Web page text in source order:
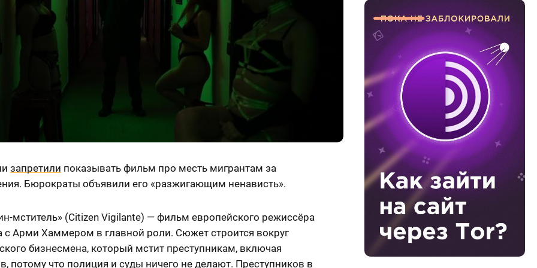
запретили показывать фильм про месть мигрантам за
Бюрократы объявили его «разжигающим ненависть».
мститель» (Citizen Vigilante) — фильм европейского режиссёра
с Арми Хаммером в главной роли. Сюжет строится вокруг
бизнесмена, который мстит преступникам, включая
потому что полиция и суды ничего не делают. Преступников в